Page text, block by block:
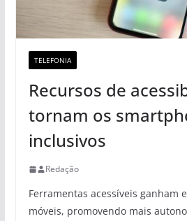
TELEFONIA
Recursos de
tornam os
inclusivos
Redação
Ferramentas acessíveis ganham
móveis, promovendo mais